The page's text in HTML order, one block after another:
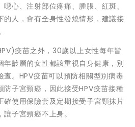
心、注射部位疼痛、腫脹、紅斑、
的人，會有全身性發燒情形，建議接
疫苗之外，30歲以上女性每年皆
年齡層的女性都該重視自身健康，別
。HPV疫苗可以預防相關型別病毒
防子宮頸癌，因此接受HPV疫苗接種
確使用保險套及定期接受子宮頸抹片
子宮頸癌不上身。